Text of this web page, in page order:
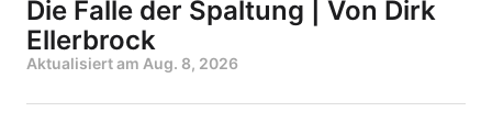
Die Falle der Spaltung | Von Dirk
Ellerbrock
Aktualisiert am Aug. 8, 2026